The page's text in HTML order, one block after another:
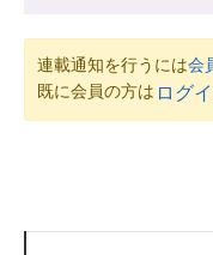
連載通知を行うには会
既に会員の方は ログ